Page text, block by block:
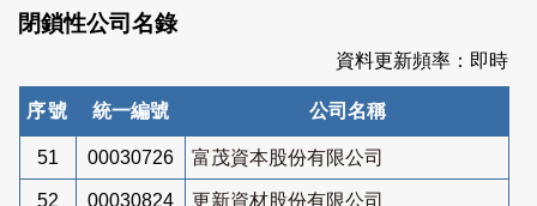
閉鎖性公司名錄
資料更新頻率：即時
序號 統一編號 公司名稱
51 00030726 富茂資本股份有限公司
52 00030824 更新資材股份有限公司